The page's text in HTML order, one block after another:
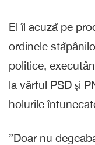
El îl acuză pe
ordinele
politice,
la vârful PSD și
holurile
”Doar nu